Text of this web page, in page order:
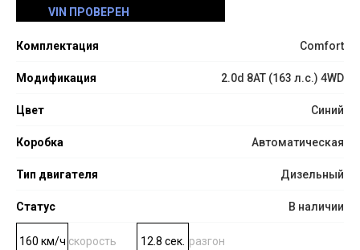
VIN ПРОВЕРЕН
Комплектация Comfort
Модификация 2.0d 8AT (163 л.с.) 4WD
Цвет Синий
Коробка Автоматическая
Тип двигателя Дизельный
Статус В наличии
160 км/ч скорость 12.8 сек. разгон